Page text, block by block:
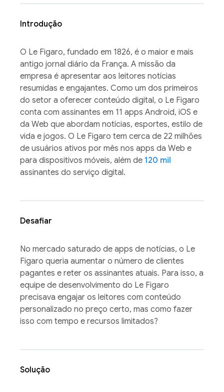
Introdução
O Le Figaro, fundado em 1826, é o maior e mais
antigo jornal diário da França. A missão da
empresa é apresentar aos leitores notícias
resumidas e engajantes. Como um dos primeiros
do setor a oferecer conteúdo digital, o Le Figaro
conta com assinantes em 11 apps Android, iOS e
da Web que abordam notícias, esportes, estilo de
vida e jogos. O Le Figaro tem cerca de 22 milhões
de usuários ativos por mês nos apps da Web e
para dispositivos móveis, além de 120 mil
assinantes do serviço digital.
Desafiar
No mercado saturado de apps de notícias, o Le
Figaro queria aumentar o número de clientes
pagantes e reter os assinantes atuais. Para isso, a
equipe de desenvolvimento do Le Figaro
precisava engajar os leitores com conteúdo
personalizado no preço certo, mas como fazer
isso com tempo e recursos limitados?
Solução